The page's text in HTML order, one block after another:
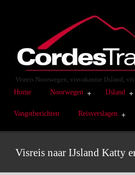
Visreis Noorwegen, visvakantie IJsland,
Home
Noorwegen IJsland
Vangstberichten Reisverslagen
Visreis naar IJsland Katty